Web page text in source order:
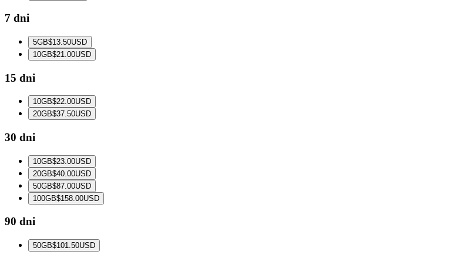
7 dni
5GB$13.50USD
10GB$21.00USD
15 dni
10GB$22.00USD
20GB$37.50USD
30 dni
10GB$23.00USD
20GB$40.00USD
50GB$87.00USD
100GB$158.00USD
90 dni
50GB$101.50USD